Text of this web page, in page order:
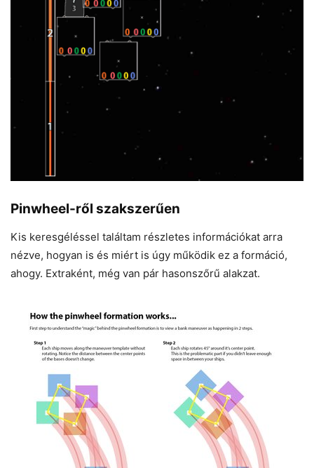
Pinwheel-ről szakszerűen
Kis keresgéléssel találtam részletes információkat arra
nézve, hogyan is és miért is úgy működik ez a formáció,
ahogy. Extraként, még van pár hasonszőrű alakzat.